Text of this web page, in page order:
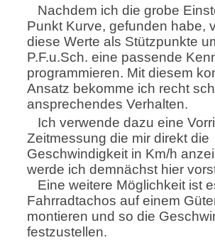
Nachdem ich die grobe
Punkt Kurve, gefunden habe,
diese Werte als Stützpunkte
P.F.u.Sch. eine passende
programmieren. Mit diesem
Ansatz bekomme ich recht
ansprechendes Verhalten.
Ich verwende dazu eine
Zeitmessung die mir direkt die
Geschwindigkeit in Km/h
werde ich demnächst hier
Eine weitere Möglichkeit ist
Fahrradtachos auf einem
montieren und so die
festzustellen.